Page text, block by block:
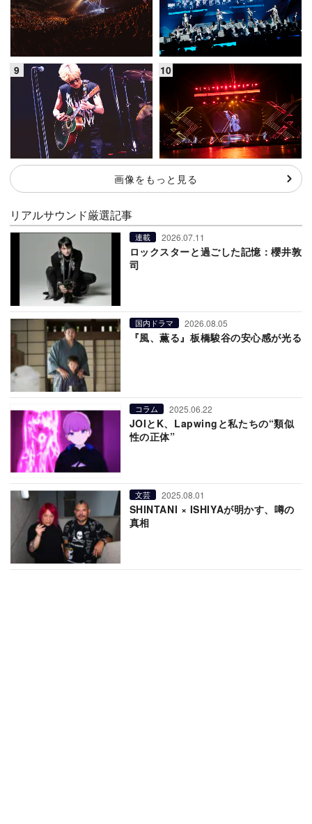
画像をもっと見る
リアルサウンド厳選記事
連載 2026.07.11
ロックスターと過ごした記憶：櫻井敦
司
国内ドラマ 2026.08.05
『風、薫る』板橋駿谷の安心感が光る
コラム 2025.06.22
JOIとK、Lapwingと私たちの“類似
性の正体”
文芸 2025.08.01
SHINTANI × ISHIYAが明かす、噂の
真相